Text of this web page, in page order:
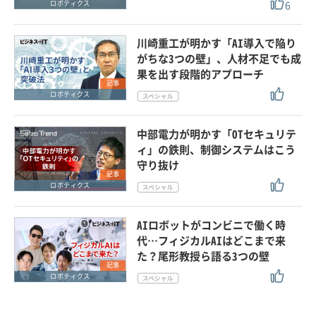
ロボティクス 6
記事
ロボティクス
川崎重工が明かす「AI導入で陥り
がちな3つの壁」、人材不足でも成
果を出す段階的アプローチ
記事
ロボティクス
中部電力が明かす「OTセキュリテ
ィ」の鉄則、制御システムはこう
守り抜け
記事
ロボティクス
AIロボットがコンビニで働く時
代…フィジカルAIはどこまで来
た？尾形教授ら語る3つの壁